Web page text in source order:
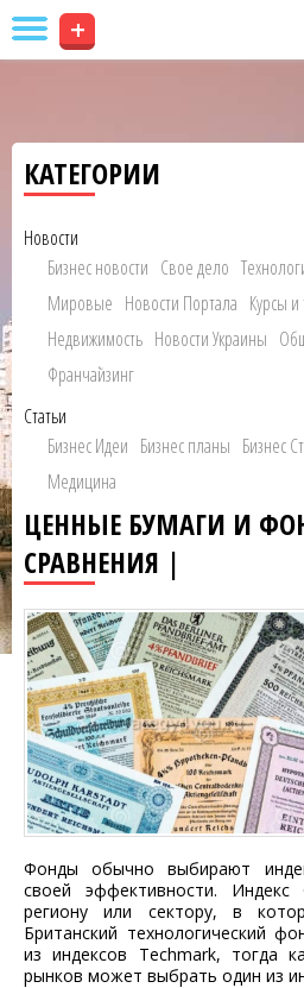
+
КАТЕГОРИИ
Новости
Бизнес новости Свое дело
Мировые Новости Портала Курсы
Недвижимость Новости Украины
Франчайзинг
Статьи
Бизнес Идеи Бизнес планы Бизнес
Медицина
ЦЕННЫЕ БУМАГИ И
СРАВНЕНИЯ |
Фонды обычно выбирают
своей эффективности. Индекс
региону или сектору, в
Британский технологический
из индексов Techmark, тогда
рынков может выбрать один из